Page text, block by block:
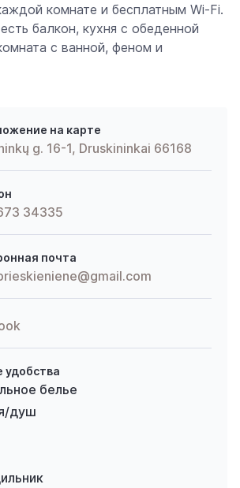
комнате и бесплатным Wi-Fi.
балкон, кухня с обеденной
с ванной, феном и
на карте
g. 16-1, Druskininkai 66168
34335
почта
удобства
белье
душ